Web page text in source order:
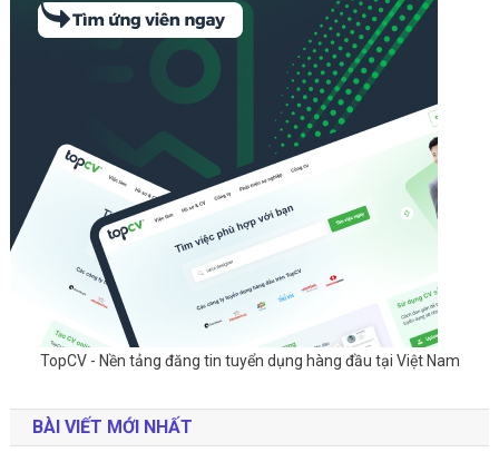
TopCV - Nền tảng đăng tin tuyển dụng hàng đầu tại Việt Nam
BÀI VIẾT MỚI NHẤT